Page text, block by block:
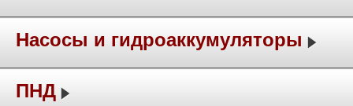
Насосы и гидроаккумуляторы
ПНД